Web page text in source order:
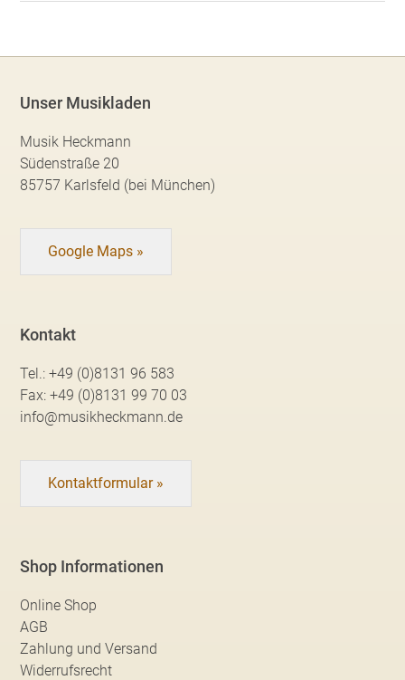
Unser Musikladen
Musik Heckmann
Südenstraße 20
85757 Karlsfeld (bei München)
Google Maps »
Kontakt
Tel.:+49 (0)8131 96 583
Fax:+49 (0)8131 99 70 03
info@musikheckmann.de
Kontaktformular »
Shop Informationen
Online Shop
AGB
Zahlung und Versand
Widerrufsrecht